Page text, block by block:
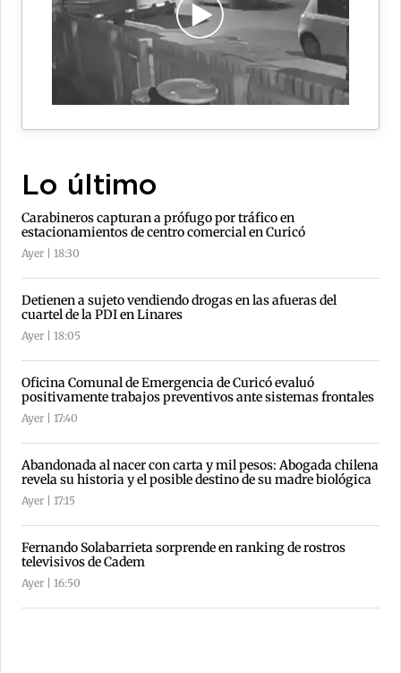
Lo último
Carabineros capturan a prófugo por tráfico en
estacionamientos de centro comercial en Curicó
Ayer | 18:30
Detienen a sujeto vendiendo drogas en las afueras del
cuartel de la PDI en Linares
Ayer | 18:05
Oficina Comunal de Emergencia de Curicó evaluó
positivamente trabajos preventivos ante sistemas frontales
Ayer | 17:40
Abandonada al nacer con carta y mil pesos: Abogada chilena
revela su historia y el posible destino de su madre biológica
Ayer | 17:15
Fernando Solabarrieta sorprende en ranking de rostros
televisivos de Cadem
Ayer | 16:50